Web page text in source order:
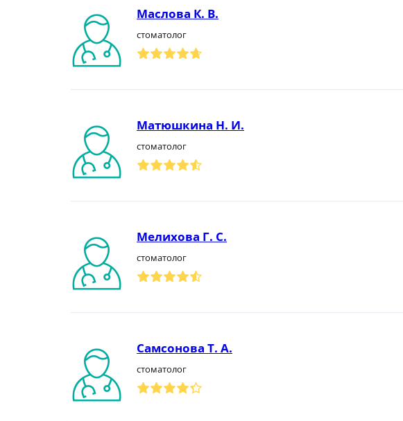
Маслова К. В.
стоматолог
Матюшкина Н. И.
стоматолог
Мелихова Г. С.
стоматолог
Самсонова Т. А.
стоматолог